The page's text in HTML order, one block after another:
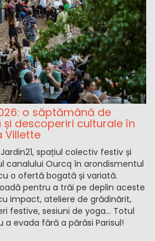
o săptămână de
descoperiri culturale în
Villette
spațiul colectiv festiv și
canalului Ourcq în arondismentul
o ofertă bogată și variată.
pentru a trăi pe deplin aceste
impact, ateliere de grădinărit,
festive, sesiuni de yoga… Totul
evada fără a părăsi Parisul!